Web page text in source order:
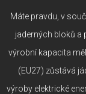
Máte pravdu, v
jaderných bloků a
výrobní kapacita
(EU27) zůstává
výroby elektrické